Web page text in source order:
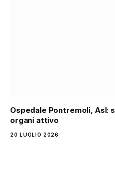
Ospedale Pontremoli, Asl:
organi attivo
20 LUGLIO 2026